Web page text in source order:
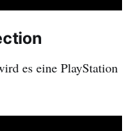
es eine PlayStation